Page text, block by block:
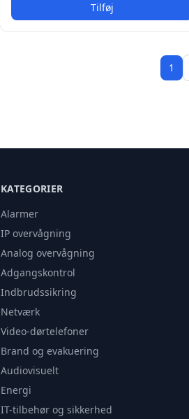
Tilføj
1
KATEGORIER
Alarmer
IP overvågning
Analog overvågning
Adgangskontrol
Indbrudssikring
Netværk
Video-dørtelefoner
Brand og evakuering
Audiovisuelt
Energi
IT-tilbehør og sikkerhed